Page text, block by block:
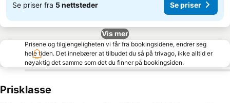
Se priser fra 5 nettsteder Se priser
Vis mer
Prisene og tilgjengeligheten vi får fra bookingsidene, endrer seg
hele tiden. Det innebærer at tilbudet du så på trivago, ikke alltid er
nøyaktig det samme som det du finner på bookingsiden.
Prisklasse